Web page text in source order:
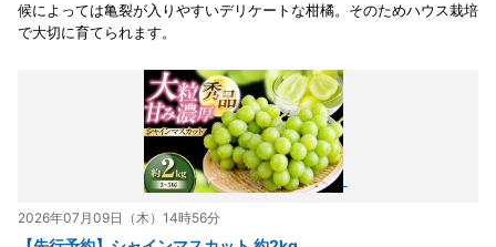
候によっては亀裂が入りやすいデリケートな柑橘。そのためハウス栽培
で大切に育てられます。
2026年07月09日（木）14時56分